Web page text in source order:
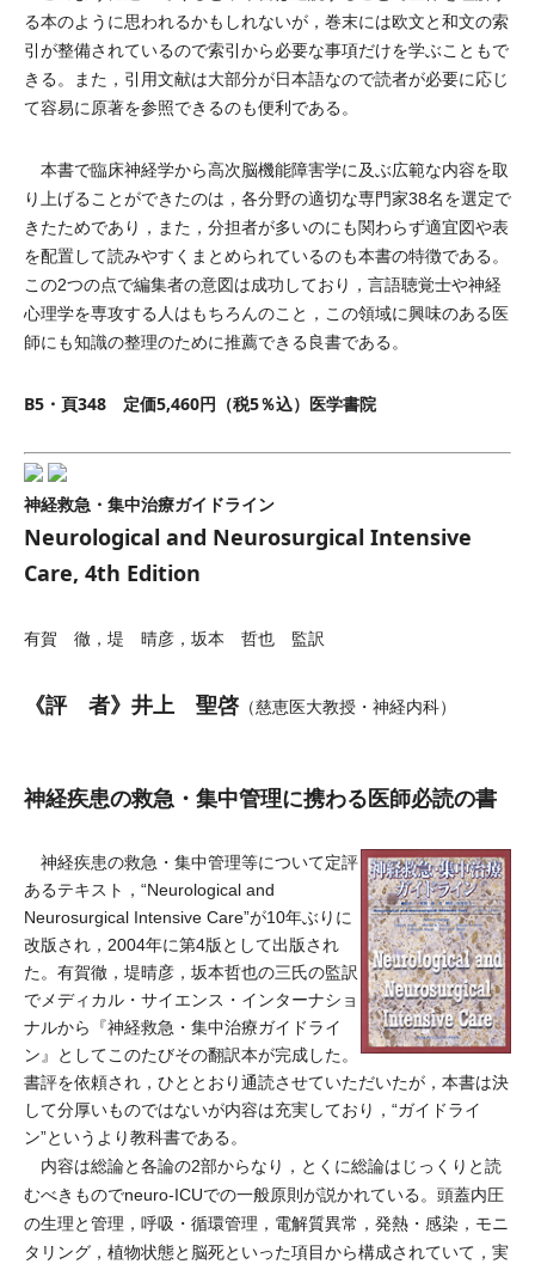
る本のように思われるかもしれないが，巻末には欧文と和文の索
引が整備されているので索引から必要な事項だけを学ぶこともで
きる。また，引用文献は大部分が日本語なので読者が必要に応じ
て容易に原著を参照できるのも便利である。
本書で臨床神経学から高次脳機能障害学に及ぶ広範な内容を取
り上げることができたのは，各分野の適切な専門家38名を選定で
きたためであり，また，分担者が多いのにも関わらず適宜図や表
を配置して読みやすくまとめられているのも本書の特徴である。
この2つの点で編集者の意図は成功しており，言語聴覚士や神経
心理学を専攻する人はもちろんのこと，この領域に興味のある医
師にも知識の整理のために推薦できる良書である。
B5・頁348 定価5,460円（税5％込）医学書院
神経救急・集中治療ガイドライン
Neurological and Neurosurgical Intensive
Care, 4th Edition
有賀 徹，堤 晴彦，坂本 哲也 監訳
《評 者》井上 聖啓（慈恵医大教授・神経内科）
神経疾患の救急・集中管理に携わる医師必読の書
神経疾患の救急・集中管理等について定評
あるテキスト，“Neurological and
Neurosurgical Intensive Care”が10年ぶりに
改版され，2004年に第4版として出版され
た。有賀徹，堤晴彦，坂本哲也の三氏の監訳
でメディカル・サイエンス・インターナショ
ナルから『神経救急・集中治療ガイドライ
ン』としてこのたびその翻訳本が完成した。
書評を依頼され，ひととおり通読させていただいたが，本書は決
して分厚いものではないが内容は充実しており，“ガイドライ
ン”というより教科書である。
内容は総論と各論の2部からなり，とくに総論はじっくりと読
むべきものでneuro-ICUでの一般原則が説かれている。頭蓋内圧
の生理と管理，呼吸・循環管理，電解質異常，発熱・感染，モニ
タリング，植物状態と脳死といった項目から構成されていて，実